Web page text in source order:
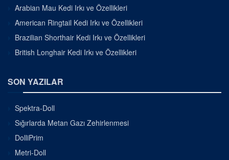
Arabian Mau Kedi Irkı ve Özellikleri
American Ringtail Kedi Irkı ve Özellikleri
Brazilian Shorthair Kedi Irkı ve Özellikleri
British Longhair Kedi Irkı ve Özellikleri
SON YAZILAR
Spektra-Doll
Sığırlarda Metan Gazı Zehirlenmesi
DolliPrim
Metri-Doll